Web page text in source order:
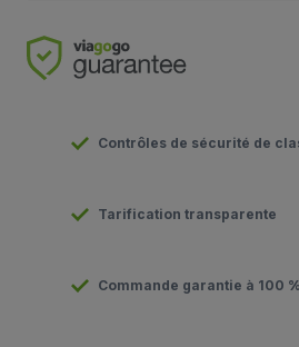
Contrôles de sécurité de
Tarification transparente
Commande garantie à 100 %